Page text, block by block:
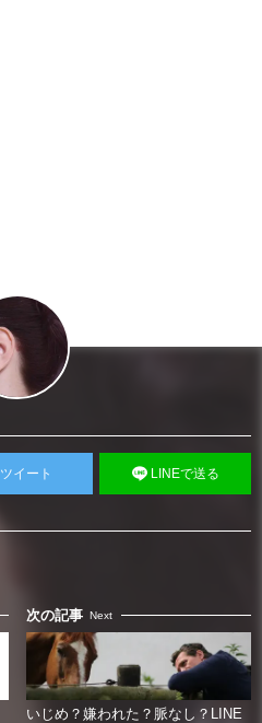
ツイート LINEで送る
次の記事 Next
いじめ？嫌われた？脈なし？LINE